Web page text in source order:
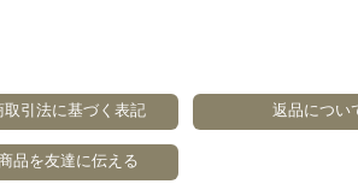
取引法に基づく表記 返品につい
品を友達に伝える